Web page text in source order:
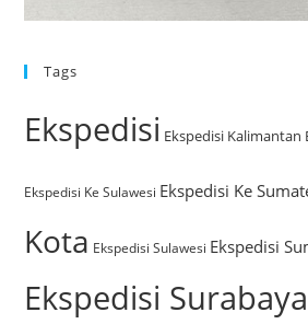
Tags
Ekspedisi Ekspedisi Kalimantan
Ekspedisi Ke Sulawesi Ekspedisi Ke
Kota Ekspedisi Sulawesi Ekspedisi
Ekspedisi Surabaya